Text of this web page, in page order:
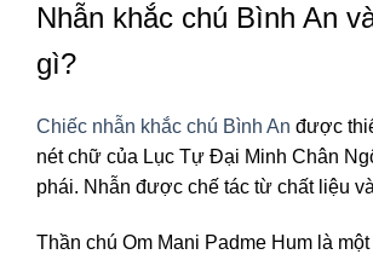
Nhẫn khắc chú Bình An
gì?
Chiếc nhẫn khắc chú Bình An được
nét chữ của Lục Tự Đại Minh Chân
phái. Nhẫn được chế tác từ chất liệu
Thần chú Om Mani Padme Hum là